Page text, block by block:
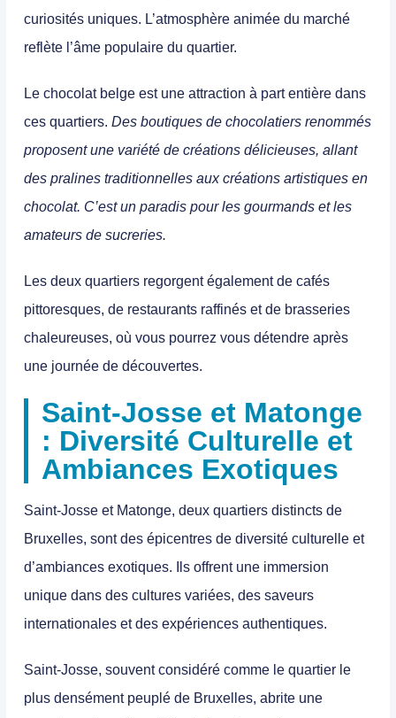
curiosités uniques. L’atmosphère animée du marché
reflète l’âme populaire du quartier.
Le chocolat belge est une attraction à part entière dans
ces quartiers. Des boutiques de chocolatiers renommés
proposent une variété de créations délicieuses, allant
des pralines traditionnelles aux créations artistiques en
chocolat. C’est un paradis pour les gourmands et les
amateurs de sucreries.
Les deux quartiers regorgent également de cafés
pittoresques, de restaurants raffinés et de brasseries
chaleureuses, où vous pourrez vous détendre après
une journée de découvertes.
Saint-Josse et Matonge
: Diversité Culturelle et
Ambiances Exotiques
Saint-Josse et Matonge, deux quartiers distincts de
Bruxelles, sont des épicentres de diversité culturelle et
d’ambiances exotiques. Ils offrent une immersion
unique dans des cultures variées, des saveurs
internationales et des expériences authentiques.
Saint-Josse, souvent considéré comme le quartier le
plus densément peuplé de Bruxelles, abrite une